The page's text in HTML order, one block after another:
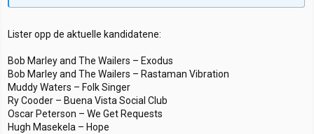
Lister opp de aktuelle kandidatene:
Bob Marley and The Wailers – Exodus
Bob Marley and The Wailers – Rastaman Vibration
Muddy Waters – Folk Singer
Ry Cooder – Buena Vista Social Club
Oscar Peterson – We Get Requests
Hugh Masekela – Hope